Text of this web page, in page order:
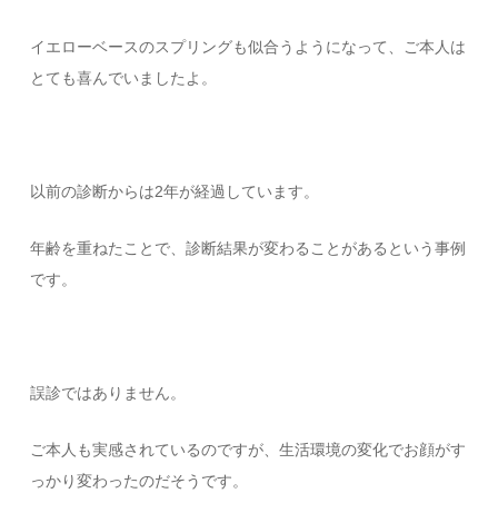
イエローベースのスプリングも似合うようになって、ご本人は
とても喜んでいましたよ。
以前の診断からは2年が経過しています。
年齢を重ねたことで、診断結果が変わることがあるという事例
です。
誤診ではありません。
ご本人も実感されているのですが、生活環境の変化でお顔がす
っかり変わったのだそうです。